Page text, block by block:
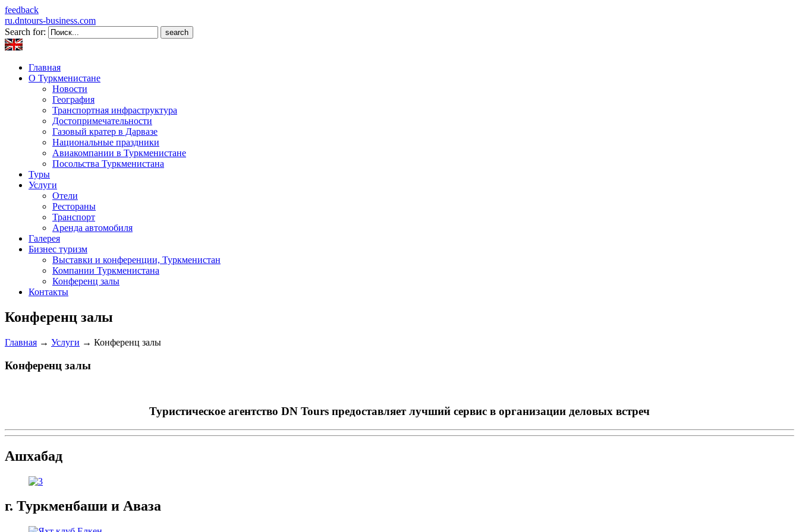
feedback
ru.dntours-business.com
Search for:
Главная
О Туркменистане
Новости
География
Транспортная инфраструктура
Достопримечательности
Газовый кратер в Дарвазе
Национальные праздники
Авиакомпании в Туркменистане
Посольства Туркменистана
Туры
Услуги
Отели
Рестораны
Транспорт
Аренда автомобиля
Галерея
Бизнес туризм
Выставки и конференции, Туркменистан
Компании Туркменистана
Конференц залы
Контакты
Конференц залы
Главная → Услуги → Конференц залы
Конференц залы
Туристическое агентство DN Tours предоставляет лучший сервис в организации деловых встреч
Ашхабад
г. Туркменбаши и Аваза